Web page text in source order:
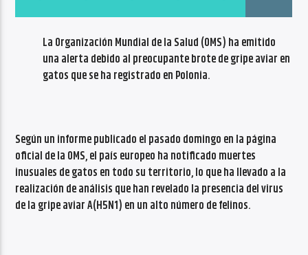
La Organización Mundial de la Salud (OMS) ha emitido
una alerta debido al preocupante brote de gripe aviar en
gatos que se ha registrado en Polonia.
Según un informe publicado el pasado domingo en la página
oficial de la OMS, el país europeo ha notificado muertes
inusuales de gatos en todo su territorio, lo que ha llevado a la
realización de análisis que han revelado la presencia del virus
de la gripe aviar A(H5N1) en un alto número de felinos.